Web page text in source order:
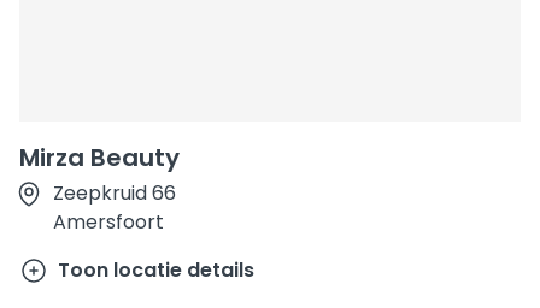
Mirza Beauty
Zeepkruid 66
Amersfoort
Toon locatie details